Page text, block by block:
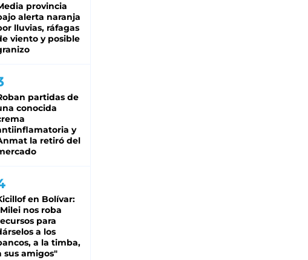
provincia
alerta naranja
lluvias, ráfagas
viento y posible
partidas de
conocida
y
la retiró del
en Bolívar:
nos roba
para
a los
a la timba,
sus amigos"